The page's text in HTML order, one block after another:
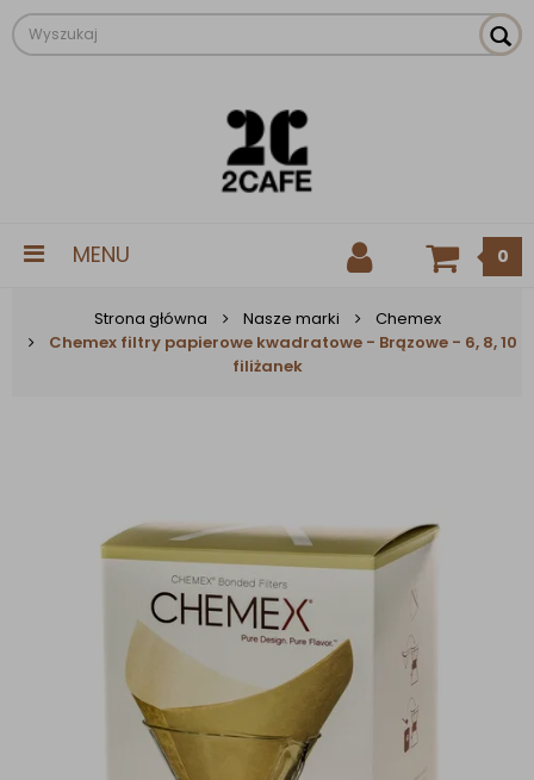
MENU 0
Strona główna Nasze marki
Chemex
Chemex filtry papierowe kwadratowe - Brązowe - 6, 8, 10
filiżanek